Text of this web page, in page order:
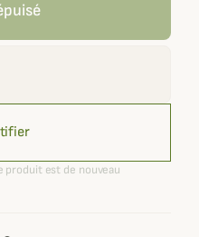
produit est de nouveau